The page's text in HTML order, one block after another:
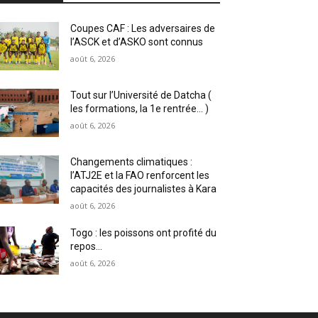
Coupes CAF : Les adversaires de
l’ASCK et d’ASKO sont connus
août 6, 2026
Tout sur l’Université de Datcha (
les formations, la 1e rentrée… )
août 6, 2026
Changements climatiques :
l’ATJ2E et la FAO renforcent les
capacités des journalistes à Kara
août 6, 2026
Togo : les poissons ont profité du
repos…
août 6, 2026